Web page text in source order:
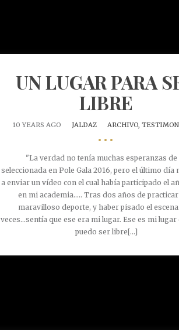
UN LUGAR PARA
LIBRE
10 YEARS AGO JALDAZ ARCHIVO,
•••
"La verdad no tenía muchas esperanzas de
seleccionada en Pole Gala 2016, pero el último día
a enviar un vídeo con el cual había participado el
en mi academia..... Tras dos años de practicar
maravilloso deporte, y haber pisado el
veces...sentía que ese era mi lugar. Ese es mi lugar
puedo ser libre[...]